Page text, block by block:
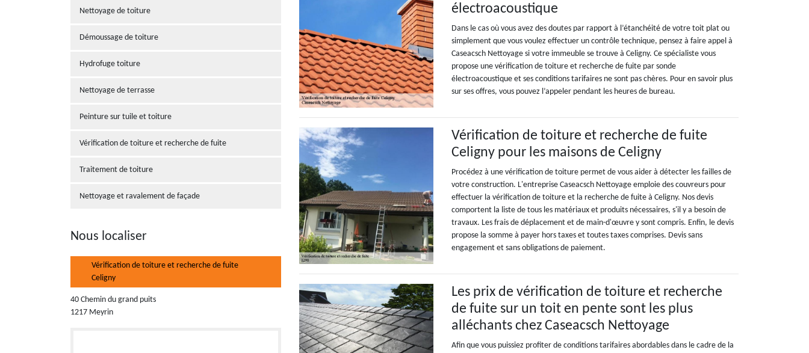
Nettoyage de toiture
Démoussage de toiture
Hydrofuge toiture
Nettoyage de terrasse
Peinture sur tuile et toiture
Vérification de toiture et recherche de fuite
Traitement de toiture
Nettoyage et ravalement de façade
Nous localiser
Vérification de toiture et recherche de fuite
Celigny
40 Chemin du grand puits
1217 Meyrin
électroacoustique
Dans le cas où vous avez des doutes par rapport à l’étanchéité de votre toit plat ou
simplement que vous voulez effectuer un contrôle technique, pensez à faire appel à
Caseacsch Nettoyage si votre immeuble se trouve à Celigny. Ce spécialiste vous
propose une vérification de toiture et recherche de fuite par sonde
électroacoustique et ses conditions tarifaires ne sont pas chères. Pour en savoir plus
sur ses offres, vous pouvez l’appeler pendant les heures de bureau.
Vérification de toiture et recherche de fuite
Celigny pour les maisons de Celigny
Procédez à une vérification de toiture permet de vous aider à détecter les failles de
votre construction. L'entreprise Caseacsch Nettoyage emploie des couvreurs pour
effectuer la vérification de toiture et la recherche de fuite à Celigny. Nos devis
comportent la liste de tous les matériaux et produits nécessaires, s'il y a besoin de
travaux. Les frais de déplacement et de main-d'œuvre y sont compris. Enfin, le devis
propose la somme à payer hors taxes et toutes taxes comprises. Devis sans
engagement et sans obligations de paiement.
Les prix de vérification de toiture et recherche
de fuite sur un toit en pente sont les plus
alléchants chez Caseacsch Nettoyage
Afin que vous puissiez profiter de conditions tarifaires abordables dans le cadre de la